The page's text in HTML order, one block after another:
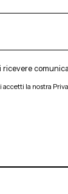
ricevere
accetti la nostra